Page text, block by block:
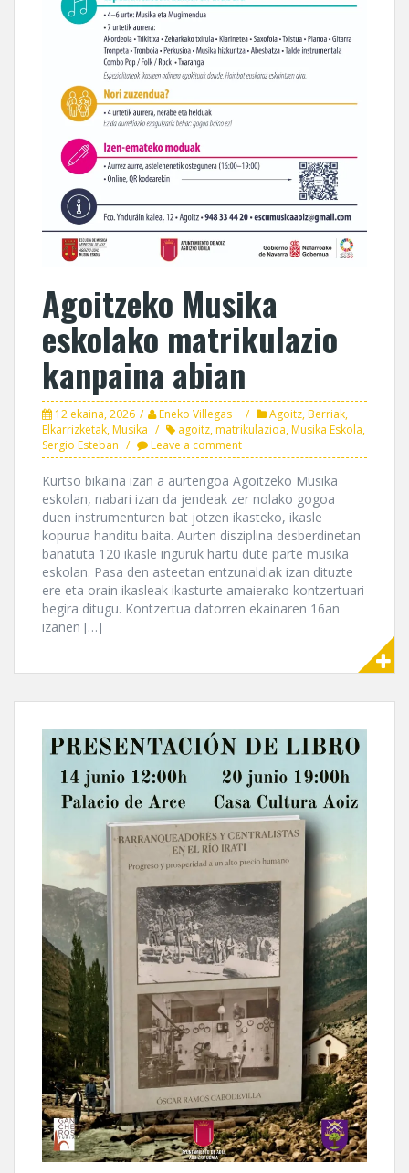
Agoitzeko Musika
eskolako matrikulazio
kanpaina abian
12 ekaina, 2026 Eneko Villegas Agoitz,Berriak,
Elkarrizketak,Musika agoitz,matrikulazioa,Musika Eskola,
Sergio Esteban
Leave a comment
Kurtso bikaina izan a aurtengoa Agoitzeko Musika
eskolan, nabari izan da jendeak zer nolako gogoa
duen instrumenturen bat jotzen ikasteko, ikasle
kopurua handitu baita. Aurten disziplina desberdinetan
banatuta 120 ikasle inguruk hartu dute parte musika
eskolan. Pasa den asteetan entzunaldiak izan dituzte
ere eta orain ikasleak ikasturte amaierako kontzertuari
begira ditugu. Kontzertua datorren ekainaren 16an
izanen […]